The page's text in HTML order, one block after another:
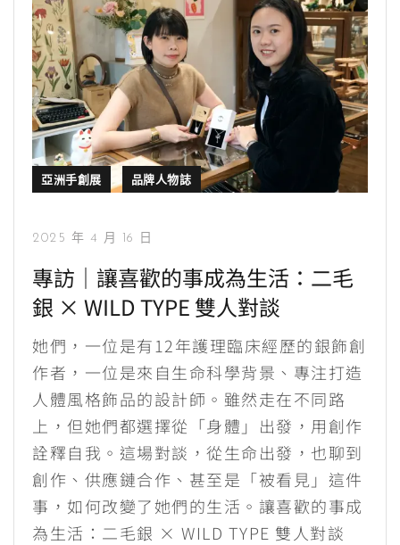
亞洲手創展 品牌人物誌
2025 年 4 月 16 日
專訪｜讓喜歡的事成為生活：二毛
銀 × WILD TYPE 雙人對談
她們，一位是有12年護理臨床經歷的銀飾創
作者，一位是來自生命科學背景、專注打造
人體風格飾品的設計師。雖然走在不同路
上，但她們都選擇從「身體」出發，用創作
詮釋自我。這場對談，從生命出發，也聊到
創作、供應鏈合作、甚至是「被看見」這件
事，如何改變了她們的生活。讓喜歡的事成
為生活：二毛銀 × WILD TYPE 雙人對談